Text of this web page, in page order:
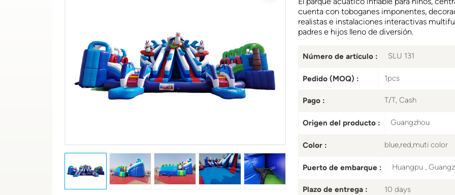
cuenta con toboganes imponentes,
realistas e instalaciones interactivas
padres e hijos lleno de diversión.
Número de artículo : SLU 131
Pedido (MOQ) : 1pcs
Pago : T/T, Cash
Origen del producto : Guangzhou
Color : blue,red,muti color
Puerto de embarque : Huangpu ,
Plazo de entrega : 10 days